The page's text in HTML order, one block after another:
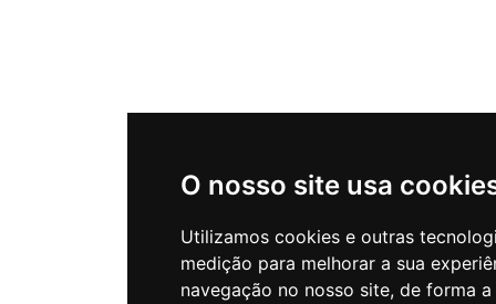
O nosso site usa
Utilizamos cookies e outras
medição para melhorar a sua
navegação no nosso site, de forma